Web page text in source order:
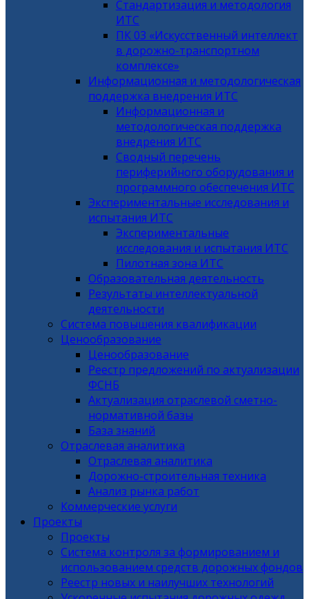
Стандартизация и методология
ИТС
ПК 03 «Искусственный интеллект
в дорожно-транспортном
комплексе»
Информационная и методологическая
поддержка внедрения ИТС
Информационная и
методологическая поддержка
внедрения ИТС
Сводный перечень
периферийного оборудования и
программного обеспечения ИТС
Экспериментальные исследования и
испытания ИТС
Экспериментальные
исследования и испытания ИТС
Пилотная зона ИТС
Образовательная деятельность
Результаты интеллектуальной
деятельности
Система повышения квалификации
Ценообразование
Ценообразование
Реестр предложений по актуализации
ФСНБ
Актуализация отраслевой сметно-
нормативной базы
База знаний
Отраслевая аналитика
Отраслевая аналитика
Дорожно-строительная техника
Анализ рынка работ
Коммерческие услуги
Проекты
Проекты
Система контроля за формированием и
использованием средств дорожных фондов
Реестр новых и наилучших технологий